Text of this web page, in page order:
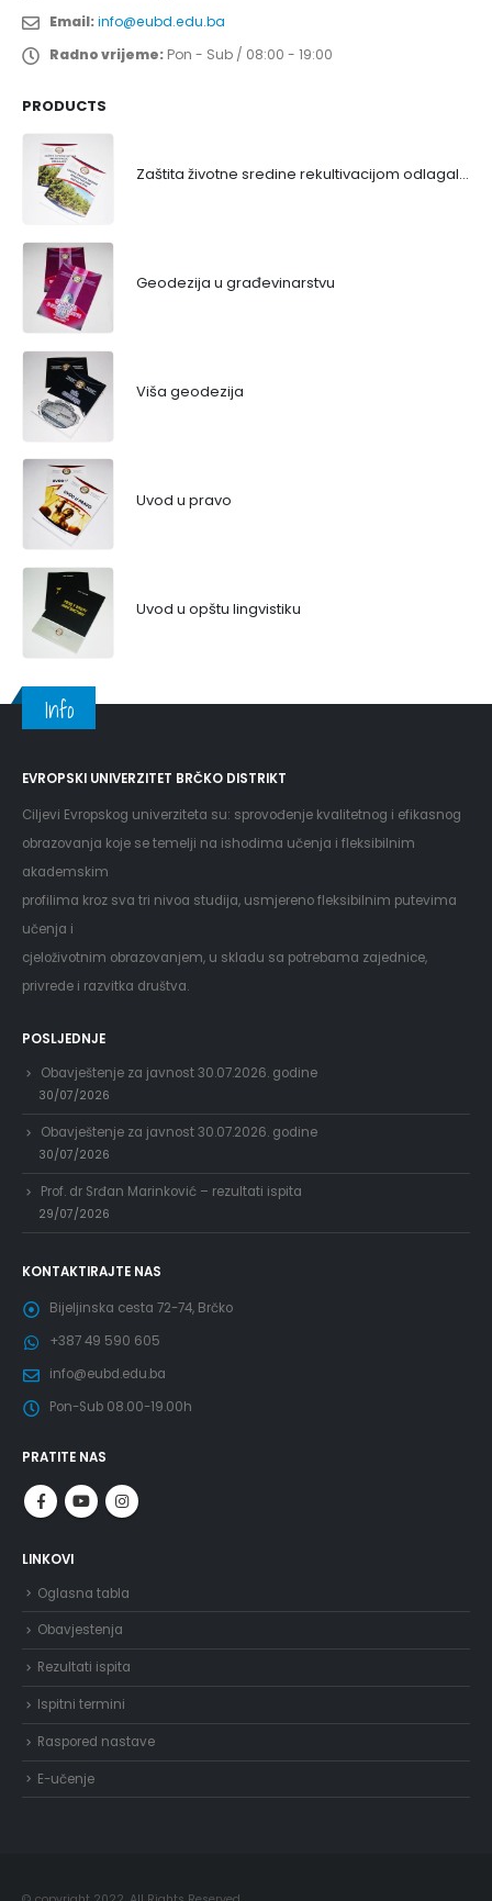
Email:info@eubd.edu.ba
Radno vrijeme: Pon - Sub / 08:00 - 19:00
PRODUCTS
Zaštita životne sredine rekultivacijom odlagališta
Geodezija u građevinarstvu
Viša geodezija
Uvod u pravo
Uvod u opštu lingvistiku
Info
EVROPSKI UNIVERZITET BRČKO DISTRIKT
Ciljevi Evropskog univerziteta su: sprovođenje kvalitetnog i efikasnog
obrazovanja koje se temelji na ishodima učenja i fleksibilnim
akademskim
profilima kroz sva tri nivoa studija, usmjereno fleksibilnim putevima
učenja i
cjeloživotnim obrazovanjem, u skladu sa potrebama zajednice,
privrede i razvitka društva.
POSLJEDNJE
Obavještenje za javnost 30.07.2026. godine
30/07/2026
Obavještenje za javnost 30.07.2026. godine
30/07/2026
Prof. dr Srđan Marinković – rezultati ispita
29/07/2026
KONTAKTIRAJTE NAS
Bijeljinska cesta 72-74, Brčko
+387 49 590 605
info@eubd.edu.ba
Pon-Sub 08.00-19.00h
PRATITE NAS
LINKOVI
Oglasna tabla
Obavjestenja
Rezultati ispita
Ispitni termini
Raspored nastave
E-učenje